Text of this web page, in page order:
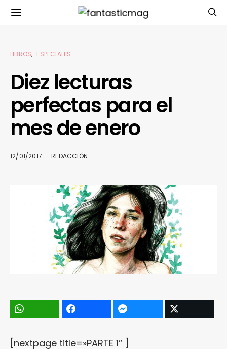
LIBROS ESPECIALES
Diez lecturas
perfectas para el
mes de enero
12/01/2017 REDACCIÓN
[nextpage title=»PARTE 1″ ]